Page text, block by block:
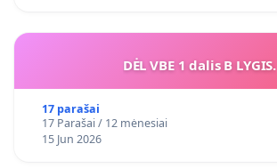
DĖL VBE 1 dalis B LYGIS.
17 parašai
17 Parašai / 12 mėnesiai
15 Jun 2026